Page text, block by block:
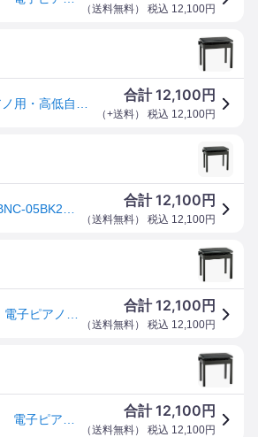
（送料無料） 税込 12,100円
合計12,100 円
（+送料） 税込 12,100円
合計12,100 円
（送料無料） 税込 12,100円
合計12,100 円
（送料無料） 税込 12,100円
合計12,100 円
（送料無料） 税込 12,100円